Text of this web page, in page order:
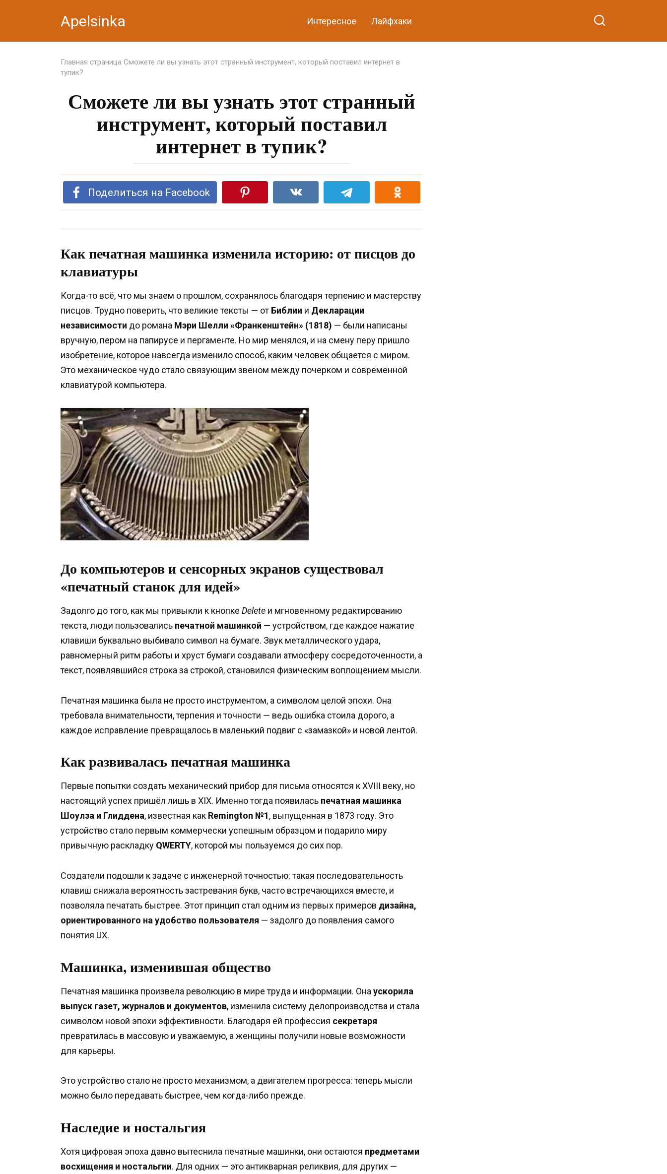
Apelsinka Интересное Лайфхаки
Главная страница Сможете ли вы узнать этот странный инструмент, который поставил интернет в
тупик?
Сможете ли вы узнать этот странный
инструмент, который поставил
интернет в тупик?
Поделиться на Facebook
Как печатная машинка изменила историю: от писцов до
клавиатуры
Когда-то всё, что мы знаем о прошлом, сохранялось благодаря терпению и мастерству
писцов. Трудно поверить, что великие тексты — от Библии и Декларации
независимости до романа Мэри Шелли «Франкенштейн» (1818) — были написаны
вручную, пером на папирусе и пергаменте. Но мир менялся, и на смену перу пришло
изобретение, которое навсегда изменило способ, каким человек общается с миром.
Это механическое чудо стало связующим звеном между почерком и современной
клавиатурой компьютера.
До компьютеров и сенсорных экранов существовал
«печатный станок для идей»
Задолго до того, как мы привыкли к кнопке Delete и мгновенному редактированию
текста, люди пользовались печатной машинкой — устройством, где каждое нажатие
клавиши буквально выбивало символ на бумаге. Звук металлического удара,
равномерный ритм работы и хруст бумаги создавали атмосферу сосредоточенности, а
текст, появлявшийся строка за строкой, становился физическим воплощением мысли.
Печатная машинка была не просто инструментом, а символом целой эпохи. Она
требовала внимательности, терпения и точности — ведь ошибка стоила дорого, а
каждое исправление превращалось в маленький подвиг с «замазкой» и новой лентой.
Как развивалась печатная машинка
Первые попытки создать механический прибор для письма относятся к XVIII веку, но
настоящий успех пришёл лишь в XIX. Именно тогда появилась печатная машинка
Шоулза и Глиддена, известная как Remington №1, выпущенная в 1873 году. Это
устройство стало первым коммерчески успешным образцом и подарило миру
привычную раскладку QWERTY, которой мы пользуемся до сих пор.
Создатели подошли к задаче с инженерной точностью: такая последовательность
клавиш снижала вероятность застревания букв, часто встречающихся вместе, и
позволяла печатать быстрее. Этот принцип стал одним из первых примеров дизайна,
ориентированного на удобство пользователя — задолго до появления самого
понятия UX.
Машинка, изменившая общество
Печатная машинка произвела революцию в мире труда и информации. Она ускорила
выпуск газет, журналов и документов, изменила систему делопроизводства и стала
символом новой эпохи эффективности. Благодаря ей профессия секретаря
превратилась в массовую и уважаемую, а женщины получили новые возможности
для карьеры.
Это устройство стало не просто механизмом, а двигателем прогресса: теперь мысли
можно было передавать быстрее, чем когда-либо прежде.
Наследие и ностальгия
Хотя цифровая эпоха давно вытеснила печатные машинки, они остаются предметами
восхищения и ностальгии. Для одних — это антикварная реликвия, для других —